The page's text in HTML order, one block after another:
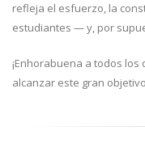
refleja el esfuerzo, la
estudiantes — y, por
¡Enhorabuena a todos
alcanzar este gran